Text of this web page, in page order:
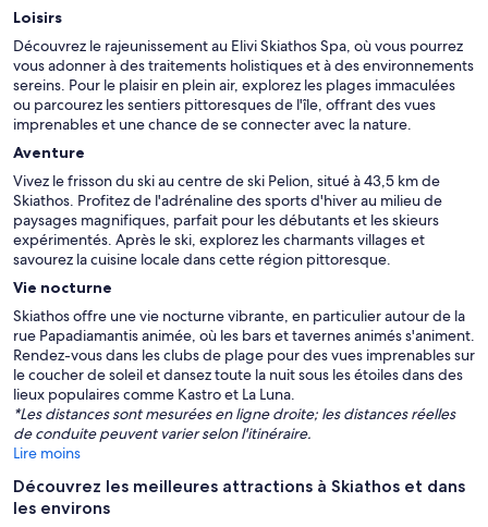
Loisirs
Découvrez le rajeunissement au Elivi Skiathos Spa, où vous pourrez
vous adonner à des traitements holistiques et à des environnements
sereins. Pour le plaisir en plein air, explorez les plages immaculées
ou parcourez les sentiers pittoresques de l'île, offrant des vues
imprenables et une chance de se connecter avec la nature.
Aventure
Vivez le frisson du ski au centre de ski Pelion, situé à 43,5 km de
Skiathos. Profitez de l'adrénaline des sports d'hiver au milieu de
paysages magnifiques, parfait pour les débutants et les skieurs
expérimentés. Après le ski, explorez les charmants villages et
savourez la cuisine locale dans cette région pittoresque.
Vie nocturne
Skiathos offre une vie nocturne vibrante, en particulier autour de la
rue Papadiamantis animée, où les bars et tavernes animés s'animent.
Rendez-vous dans les clubs de plage pour des vues imprenables sur
le coucher de soleil et dansez toute la nuit sous les étoiles dans des
lieux populaires comme Kastro et La Luna.
*Les distances sont mesurées en ligne droite; les distances réelles
de conduite peuvent varier selon l'itinéraire.
Lire moins
Découvrez les meilleures attractions à Skiathos et dans
les environs